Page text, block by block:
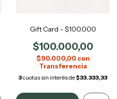
Gift Card - $100.000
$100.000,00
$90.000,00 con
3cuotas sin interés de$33.333,33